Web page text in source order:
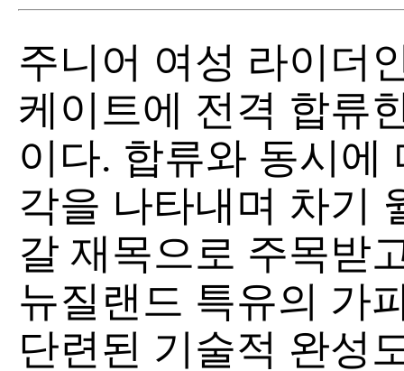
주니어 여성 라이더
케이트에 전격 합류
이다. 합류와 동시에
각을 나타내며 차기
갈 재목으로 주목받
뉴질랜드 특유의 가
단련된 기술적 완성